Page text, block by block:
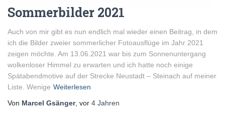
Sommerbilder 2021
Auch von mir gibt es nun endlich mal wieder einen Beitrag, in dem
ich die Bilder zweier sommerlicher Fotoausflüge im Jahr 2021
zeigen möchte. Am 13.06.2021 war bis zum Sonnenuntergang
wolkenloser Himmel zu erwarten und ich hatte noch einige
Spätabendmotive auf der Strecke Neustadt – Steinach auf meiner
Liste. Wenige Weiterlesen
Von Marcel Gsänger, vor 4 Jahren